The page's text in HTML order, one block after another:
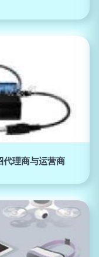
代理商与运营商